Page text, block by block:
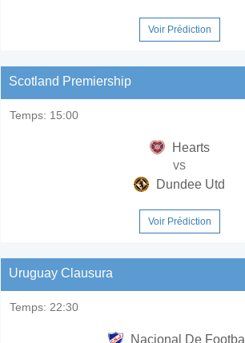
Voir Prédiction
Scotland Premiership
Temps: 15:00
Hearts
vs
Dundee Utd
Voir Prédiction
Uruguay Clausura
Temps: 22:30
Nacional De Football